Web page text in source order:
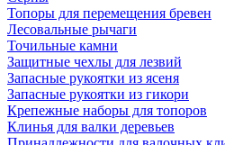
Топоры для перемещения бревен
Лесовальные рычаги
Точильные камни
Защитные чехлы для лезвий
Запасные рукоятки из ясеня
Запасные рукоятки из гикори
Крепежные наборы для топоров
Клинья для валки деревьев